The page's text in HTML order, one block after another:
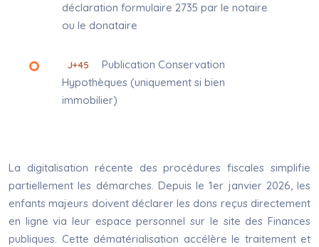
déclaration formulaire 2735 par le notaire
ou le donataire
J+45
Publication Conservation
Hypothèques (uniquement si bien
immobilier)
La digitalisation récente des procédures fiscales simplifie
partiellement les démarches. Depuis le 1er janvier 2026, les
enfants majeurs doivent déclarer les dons reçus directement
en ligne via leur espace personnel sur le site des Finances
publiques. Cette dématérialisation accélère le traitement et